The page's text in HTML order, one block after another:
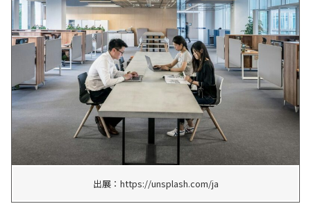
出展：https://unsplash.com/ja